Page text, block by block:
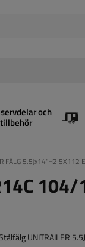
och
FÄLG 5.5Jx14"H2 5X112
UNITRAILER